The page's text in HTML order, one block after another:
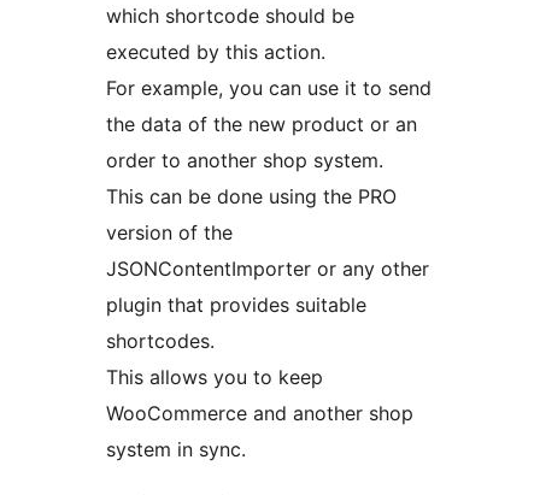
which shortcode should be
executed by this action.
For example, you can use it to send
the data of the new product or an
order to another shop system.
This can be done using the PRO
version of the
JSONContentImporter or any other
plugin that provides suitable
shortcodes.
This allows you to keep
WooCommerce and another shop
system in sync.